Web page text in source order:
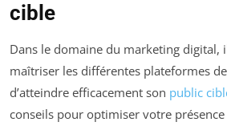
cible
Dans le domaine du marketing digital,
maîtriser les différentes plateformes
d’atteindre efficacement son public
conseils pour optimiser votre